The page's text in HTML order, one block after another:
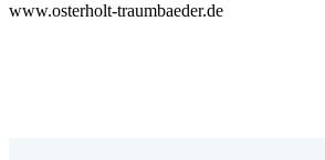
www.osterholt-traumbaeder.de